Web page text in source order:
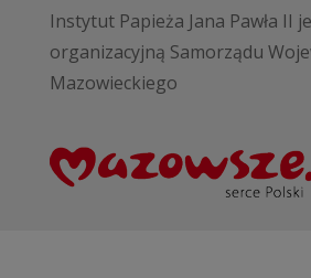
Instytut Papieża Jana Pawła II
organizacyjną Samorządu
Mazowieckiego